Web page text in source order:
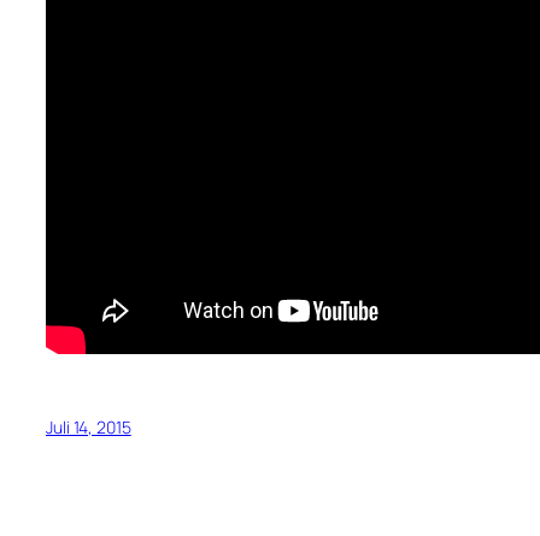
Juli 14, 2015